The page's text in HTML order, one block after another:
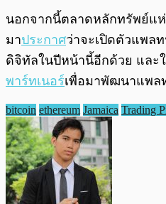
นอกจากนี้ตลาดหลักทรัพย์แ
มาประกาศว่าจะเปิดตัวแพล
ดิจิทัลในปีหน้านี้อีกด้วย และ
พาร์ทเนอร์เพื่อมาพัฒนาแพล
bitcoin ethereum Jamaica Trading